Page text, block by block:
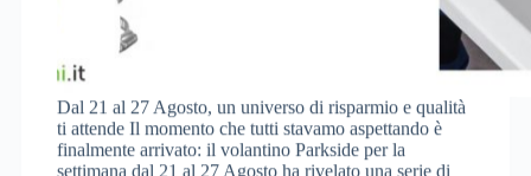
Dal 21 al 27 Agosto, un universo di risparmio e qualità
ti attende Il momento che tutti stavamo aspettando è
finalmente arrivato: il volantino Parkside per la
settimana dal 21 al 27 Agosto ha rivelato una serie di